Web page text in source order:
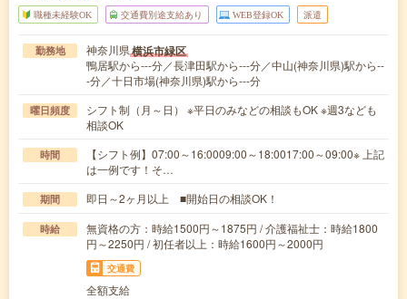
職種未経験OK 交通費別途支給あり WEB登録OK 派遣
勤務地 神奈川県横浜市緑区
鴨居駅から---分／長津田駅から---分／中山(神奈川県)駅から--
-分／十日市場(神奈川県)駅から---分
曜日頻度
シフト制（月～日） ※平日のみなどの相談もOK ※週3なども
相談OK
時間
【シフト例】07:00～16:0009:00～18:0017:00～09:00※ 上記
は一例です！そ…
期間 即日～2ヶ月以上 ■開始日の相談OK！
時給
無資格の方：時給1500円～1875円 / 介護福祉士：時給1800
円～2250円 / 初任者以上：時給1600円～2000円
交通費
全額支給